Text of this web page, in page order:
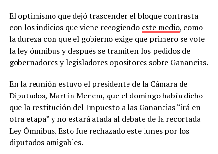
El optimismo que dejó trascender el bloque contrasta
con los indicios que viene recogiendo este medio, como
la dureza con que el gobierno exige que primero se vote
la ley ómnibus y después se tramiten los pedidos de
gobernadores y legisladores opositores sobre Ganancias.
En la reunión estuvo el presidente de la Cámara de
Diputados, Martín Menem, que el domingo había dicho
que la restitución del Impuesto a las Ganancias “irá en
otra etapa” y no estará atada al debate de la recortada
Ley Ómnibus. Esto fue rechazado este lunes por los
diputados amigables.